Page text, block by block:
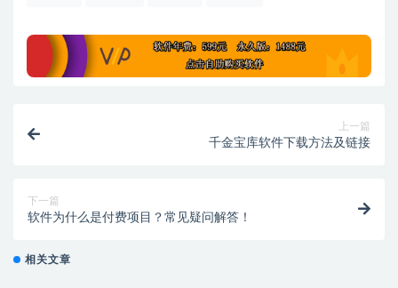
上一篇
千金宝库软件下载方法及链接
下一篇
软件为什么是付费项目？常见疑问解答！
相关文章